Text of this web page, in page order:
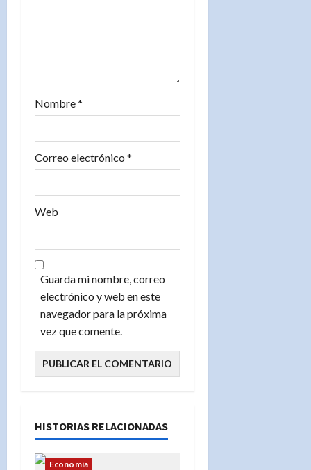
d
s
Nombre*
Correo electrónico *
Web
Guarda mi nombre, correo
electrónico y web en este
navegador para la próxima
vez que comente.
HISTORIAS RELACIONADAS
Economía